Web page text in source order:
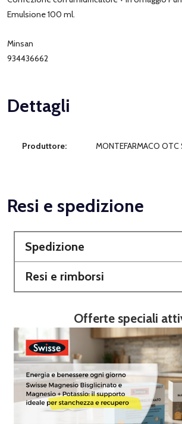
Emulsione 100 ml.
Minsan
934436662
Dettagli
Produttore: MONTEFARMACO OTC
Resi e spedizione
Spedizione
Resi e rimborsi
Offerte speciali